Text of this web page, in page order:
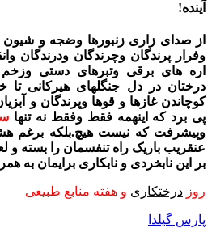
آینده!
از صدای زاری زنبورها وضجه و شیون
وفرار پرندگان وچرندگان ودرندگان
اره های برقی وتبرهای دستی
درختان در دل جنگلهای هیرکانی تا
کوچاندن غازها و قوها وپرندگان و
پی برد که اینهمه فقط وفقط نه تنها
وپیشرفت که نیست هیچ.بلکه برغم
عنقریب باریک راه تنفسمان را بسته و
بر این نابخردی و نابکاری برایمان به
روز درختکاری و هفته منابع طبیعی
پارس گیلدا